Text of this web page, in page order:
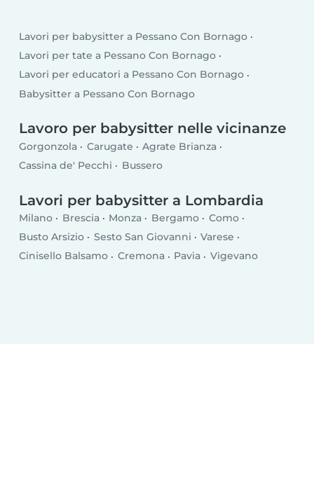
Lavori per babysitter a Pessano Con Bornago
Lavori per tate a Pessano Con Bornago
Lavori per educatori a Pessano Con Bornago
Babysitter a Pessano Con Bornago
Lavoro per babysitter nelle vicinanze
Gorgonzola Carugate
Agrate Brianza
Cassina de' Pecchi
Bussero
Lavori per babysitter a Lombardia
Milano Brescia Monza Bergamo
Como
Busto Arsizio
Sesto San Giovanni
Varese
Cinisello Balsamo
Cremona Pavia Vigevano